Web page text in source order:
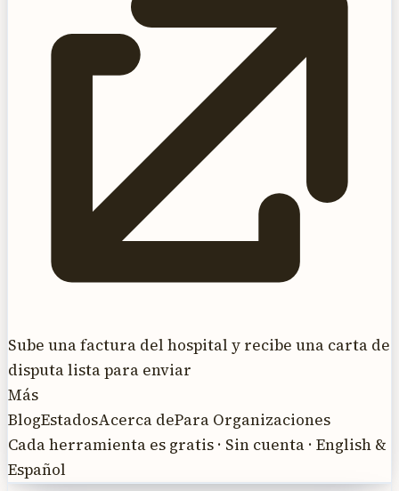
Sube una factura del hospital y recibe una carta de
disputa lista para enviar
Más
BlogEstadosAcerca dePara Organizaciones
Cada herramienta es gratis · Sin cuenta · English &
Español